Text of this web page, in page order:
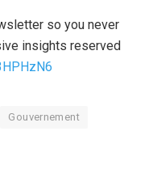
so you never
insights reserved
Gouvernement